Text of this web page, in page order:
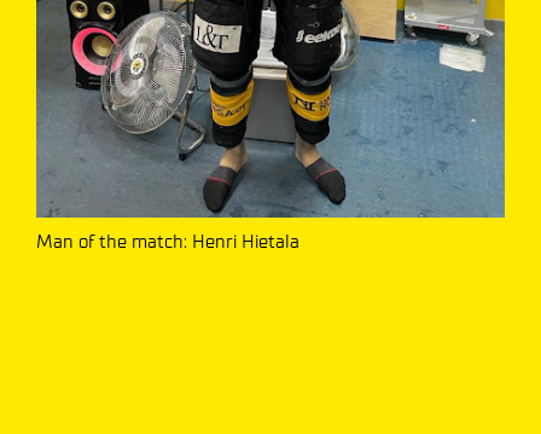
Man of the match: Henri Hietala